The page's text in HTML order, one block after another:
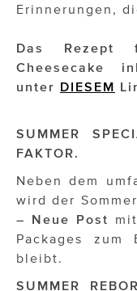
Erinnerungen,
Das Rezept
Cheesecake
unter DIESEM
SUMMER
FAKTOR.
Neben dem
wird der
– Neue Post
Packages zum
bleibt.
SUMMER